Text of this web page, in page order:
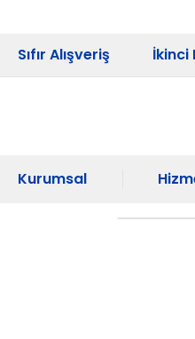
Sıfır Alışveriş İkinci
Kurumsal